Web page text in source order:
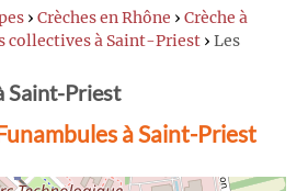
› Crèches en Rhône › Crèche à
collectives à Saint-Priest › Les
Saint-Priest
à Saint-Priest